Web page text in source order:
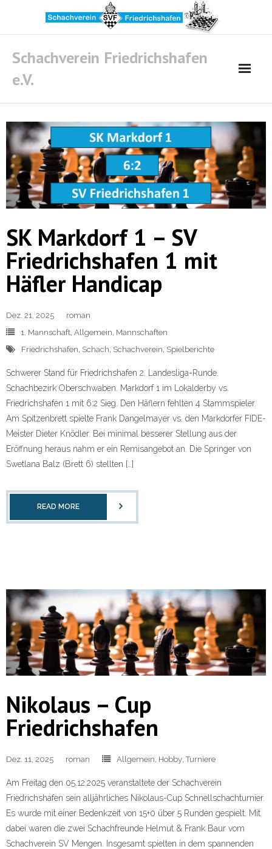
content
Schachverein Friedrichshafen
e.V.
SK Markdorf 1 – SV
Friedrichshafen 1 mit
Häfler Handicap
Dez. 21, 2025
roman
1. Mannschaft Allgemein Mannschaften
Friedrichshafen Schach Schachverein Spielberichte
Schwerer Stand für Friedrichshafen 2. Landesliga-Runde.
Schachbezirk Oberschwaben. Markdorf 1 im Lokalderby vs.
Friedrichshafen 1 mit 6:2 Sieg. Den Häflern fehlten 4 Stammspieler.
Am Spitzenbrett spielte Frank Dangelmayer vs. den Markdorfer FIDE-
Meister Dieter Knödler. Bei minimal besserer Stellung aus der
Eröffnung heraus nahm er ein Remisangebot an. Die Springer von
Swetlana Balz (Brett 6) stellten […]
READ MORE
Nikolaus – Cup
Friedrichshafen
Dez. 11, 2025 roman Allgemein, Hobby,Turniere
Am Freitag den 05.12.2025 veranstaltete der Schachverein
Friedrichshafen sein alljährliches Nikolaus-Cup Schnellschachturnier.
Es wurde mit einer Bedenkzeit von 15+0 über 5 Runden gespielt. Mit
dabei waren die zwei Schachfreunde Helmut & Frank Baur vom
Schachverein SV Mengen. Insgesamt spielten in dem spannenden